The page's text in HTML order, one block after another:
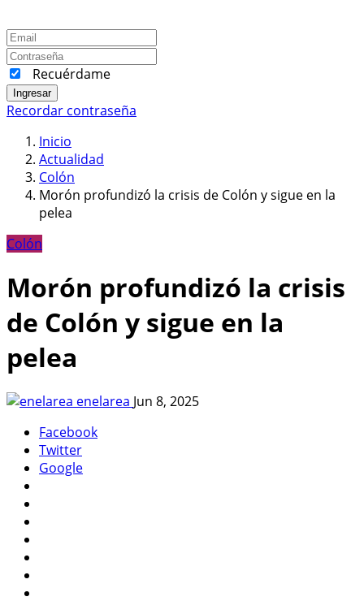
Recuérdame
Ingresar
Recordar contraseña
Inicio
Actualidad
Colón
Morón profundizó la crisis de Colón y sigue en la
pelea
Colón
Morón profundizó la crisis
de Colón y sigue en la
pelea
enelarea Jun 8, 2025
Facebook
Twitter
Google